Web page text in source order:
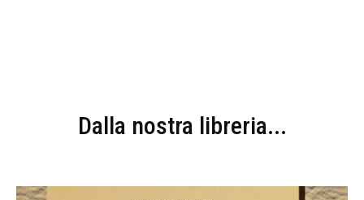
Dalla nostra libreria...